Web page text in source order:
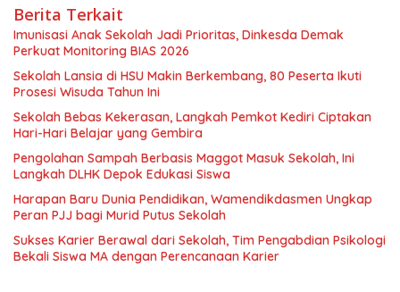
Berita Terkait
Imunisasi Anak Sekolah Jadi Prioritas, Dinkesda Demak
Perkuat Monitoring BIAS 2026
Sekolah Lansia di HSU Makin Berkembang, 80 Peserta Ikuti
Prosesi Wisuda Tahun Ini
Sekolah Bebas Kekerasan, Langkah Pemkot Kediri Ciptakan
Hari-Hari Belajar yang Gembira
Pengolahan Sampah Berbasis Maggot Masuk Sekolah, Ini
Langkah DLHK Depok Edukasi Siswa
Harapan Baru Dunia Pendidikan, Wamendikdasmen Ungkap
Peran PJJ bagi Murid Putus Sekolah
Sukses Karier Berawal dari Sekolah, Tim Pengabdian Psikologi
Bekali Siswa MA dengan Perencanaan Karier